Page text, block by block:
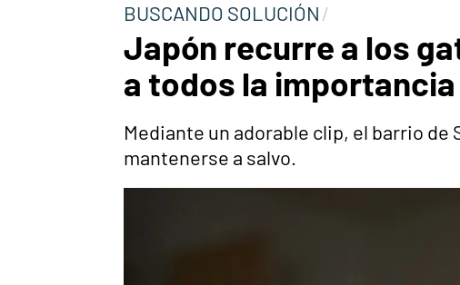
Hyrule Warriors
Asia peculiar tradición
BUSCANDO SOLUCIÓN
Japón recurre a los
a todos la
Mediante un adorable clip, el barrio
mantenerse a salvo.